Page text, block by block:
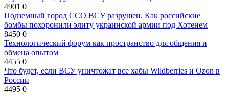
4901 0
Подземный город ССО ВСУ разрушен. Как российские
бомбы похоронили элиту украинской армии под Хотенем
8450 0
Технологический форум как пространство для общения и
обмена опытом
4455 0
Что будет, если ВСУ уничтожат все хабы Wildberries и Ozon в
России
4495 0